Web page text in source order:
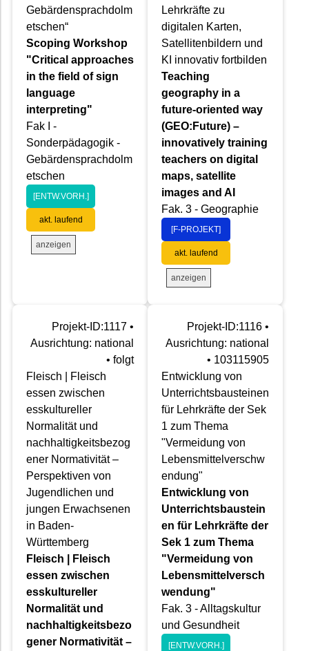
Gebärdensprachdolm
etschen“
Scoping Workshop
"Critical approaches
in the field of sign
language
interpreting"
Fak I -
Sonderpädagogik -
Gebärdensprachdolm
etschen
[ENTW.VORH.]
akt. laufend
anzeigen
Lehrkräfte zu
digitalen Karten,
Satellitenbildern und
KI innovativ fortbilden
Teaching
geography in a
future-oriented way
(GEO:Future) –
innovatively training
teachers on digital
maps, satellite
images and AI
Fak. 3 - Geographie
[F-PROJEKT]
akt. laufend
anzeigen
Projekt-ID:1117 •
Ausrichtung: national
• folgt
Fleisch | Fleisch
essen zwischen
esskultureller
Normalität und
nachhaltigkeitsbezog
ener Normativität –
Perspektiven von
Jugendlichen und
jungen Erwachsenen
in Baden-
Württemberg
Fleisch | Fleisch
essen zwischen
esskultureller
Normalität und
nachhaltigkeitsbezo
gener Normativität –
Projekt-ID:1116 •
Ausrichtung: national
• 103115905
Entwicklung von
Unterrichtsbausteinen
für Lehrkräfte der Sek
1 zum Thema
"Vermeidung von
Lebensmittelverschw
endung"
Entwicklung von
Unterrichtsbaustein
en für Lehrkräfte der
Sek 1 zum Thema
"Vermeidung von
Lebensmittelversch
wendung"
Fak. 3 - Alltagskultur
und Gesundheit
[ENTW.VORH.]